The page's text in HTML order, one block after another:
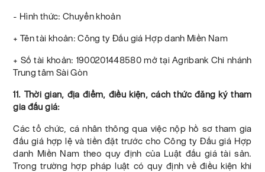
- Hình thức: Chuyển khoản
+ Tên tài khoản: Công ty Đấu giá Hợp danh Miền Nam
+ Số tài khoản: 1900201448580 mở tại Agribank Chi nhánh
Trung tâm Sài Gòn
11. Thời gian, địa điểm, điều kiện, cách thức đăng ký tham
gia đấu giá:
Các tổ chức, cá nhân thông qua việc nộp hồ sơ tham gia
đấu giá hợp lệ và tiền đặt trước cho Công ty Đấu giá Hợp
danh Miền Nam theo quy định của Luật đấu giá tài sản.
Trong trường hợp pháp luật có quy định về điều kiện khi